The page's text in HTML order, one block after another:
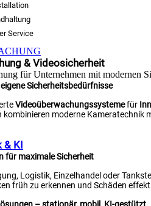
Service
& Videosicherheit
Sicherheitsbedürfnisse
Videoüberwachungssystemefür
kombinieren moderne
& KI
für maximale Sicherheit
Logistik, Einzelhandel oder
früh zu erkennen und Schäden